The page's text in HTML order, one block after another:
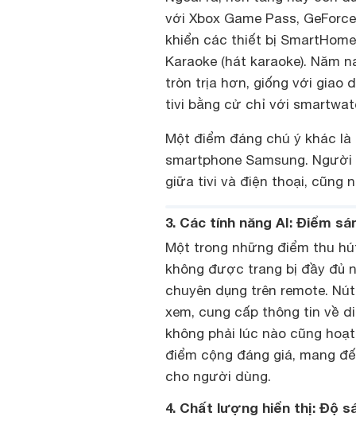
với Xbox Game Pass,
khiển các thiết bị
Karaoke (hát karaoke). Năm
tròn trịa hơn, giống với giao
tivi bằng cử chỉ với
Một điểm đáng chú ý khác
smartphone Samsung.
giữa tivi và điện thoại, cũng
3. Các tính năng AI: Điểm
Một trong những điểm thu
không được trang bị đầy đủ
chuyên dụng trên remote.
xem, cung cấp thông tin về
không phải lúc nào cũng
điểm cộng đáng giá, mang
cho người dùng.
4. Chất lượng hiển thị: Độ